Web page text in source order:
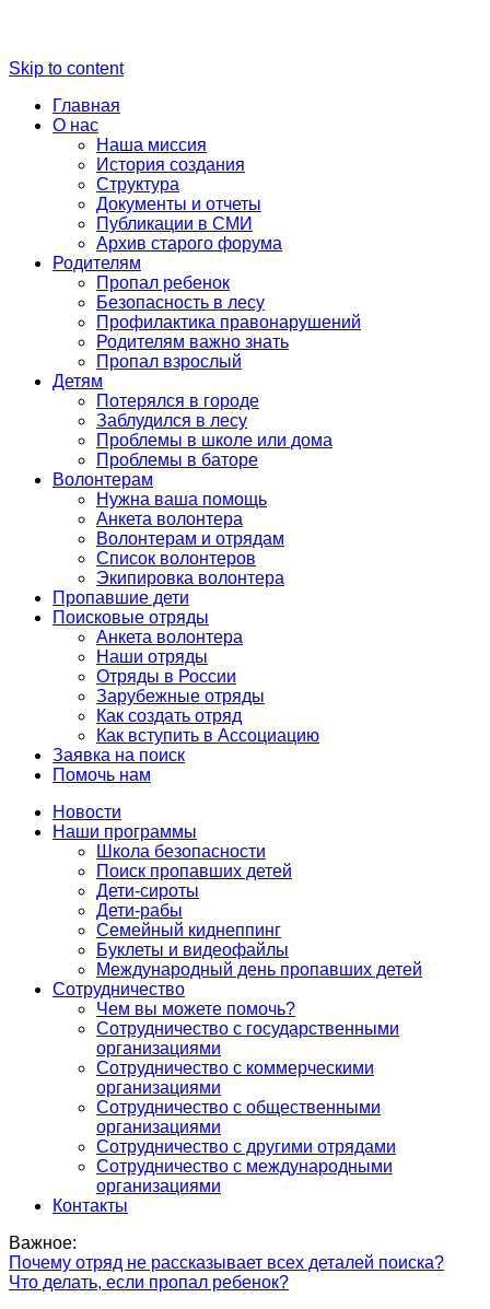
Skip to content
Главная
О нас
Наша миссия
История создания
Структура
Документы и отчеты
Публикации в СМИ
Архив старого форума
Родителям
Пропал ребенок
Безопасность в лесу
Профилактика правонарушений
Родителям важно знать
Пропал взрослый
Детям
Потерялся в городе
Заблудился в лесу
Проблемы в школе или дома
Проблемы в баторе
Волонтерам
Нужна ваша помощь
Анкета волонтера
Волонтерам и отрядам
Список волонтеров
Экипировка волонтера
Пропавшие дети
Поисковые отряды
Анкета волонтера
Наши отряды
Отряды в России
Зарубежные отряды
Как создать отряд
Как вступить в Ассоциацию
Заявка на поиск
Помочь нам
Новости
Наши программы
Школа безопасности
Поиск пропавших детей
Дети-сироты
Дети-рабы
Семейный киднеппинг
Буклеты и видеофайлы
Международный день пропавших детей
Сотрудничество
Чем вы можете помочь?
Сотрудничество с государственными
организациями
Сотрудничество с коммерческими
организациями
Сотрудничество с общественными
организациями
Сотрудничество с другими отрядами
Сотрудничество с международными
организациями
Контакты
Важное:
Почему отряд не рассказывает всех деталей поиска?
Что делать, если пропал ребенок?